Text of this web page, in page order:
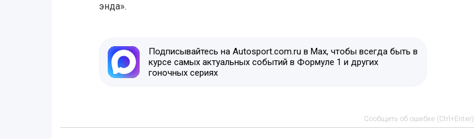
энда».
Подписывайтесь на Autosport.com.ru в Max, чтобы всегда быть в
курсе самых актуальных событий в Формуле 1 и других
гоночных сериях
Сообщить об ошибке (Ctrl+Enter)